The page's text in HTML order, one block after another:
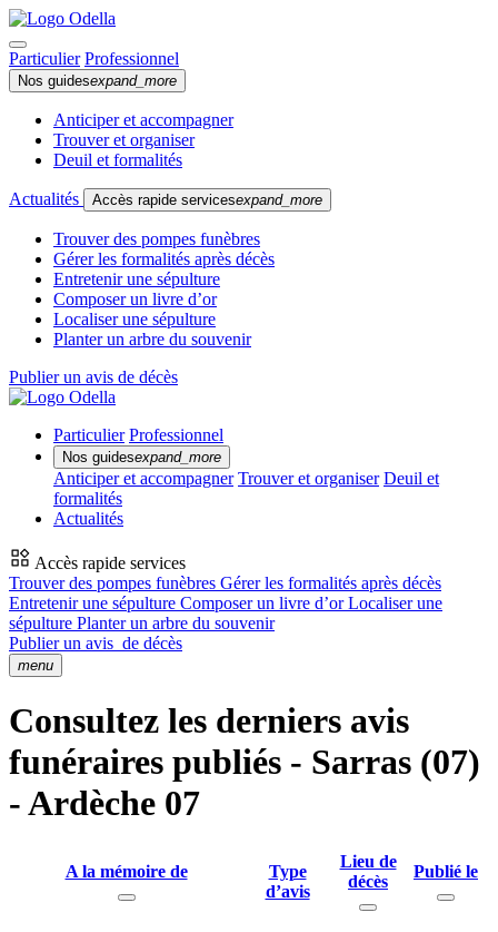
Particulier Professionnel
Nos guidesexpand_more
Anticiper et accompagner
Trouver et organiser
Deuil et formalités
Actualités Accès rapide servicesexpand_more
Trouver des pompes funèbres
Gérer les formalités après décès
Entretenir une sépulture
Composer un livre d’or
Localiser une sépulture
Planter un arbre du souvenir
Publier un avis de décès
Particulier Professionnel
Nos guidesexpand_more
Anticiper et accompagner Trouver et organiser Deuil et
formalités
Actualités
Accès rapide services
Trouver des pompes funèbres Gérer les formalités après décès
Entretenir une sépulture Composer un livre d’orLocaliser une
sépulture Planter un arbre du souvenir
Publier un avis de décès
menu
Consultez les derniers avis
funéraires publiés - Sarras (07)
- Ardèche 07
A la mémoire de
Type
d’avis
Lieu de
décès
Publié le